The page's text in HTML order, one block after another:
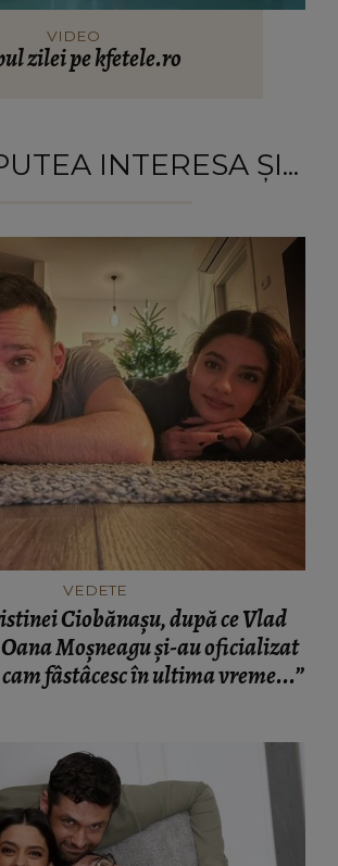
VIDEO
zilei pe kfetele.ro
INTERESA ȘI...
VEDETE
Ciobănașu, după ce Vlad
Moșneagu și-au oficializat
fâstâcesc în ultima vreme...”